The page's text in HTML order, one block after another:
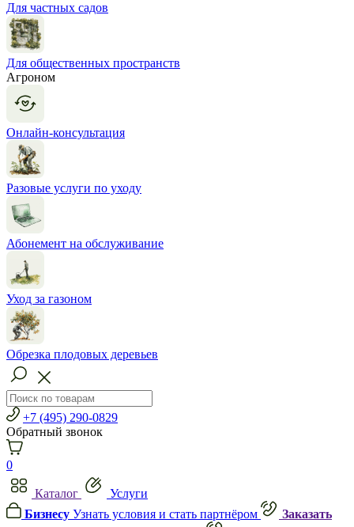
Для частных садов
Для общественных пространств
Агроном
Онлайн-консультация
Разовые услуги по уходу
Абонемент на обслуживание
Уход за газоном
Обрезка плодовых деревьев
+7 (495) 290-0829
Обратный звонок
0
Каталог
Услуги
Бизнесу Узнать условия и стать партнёром
Заказать